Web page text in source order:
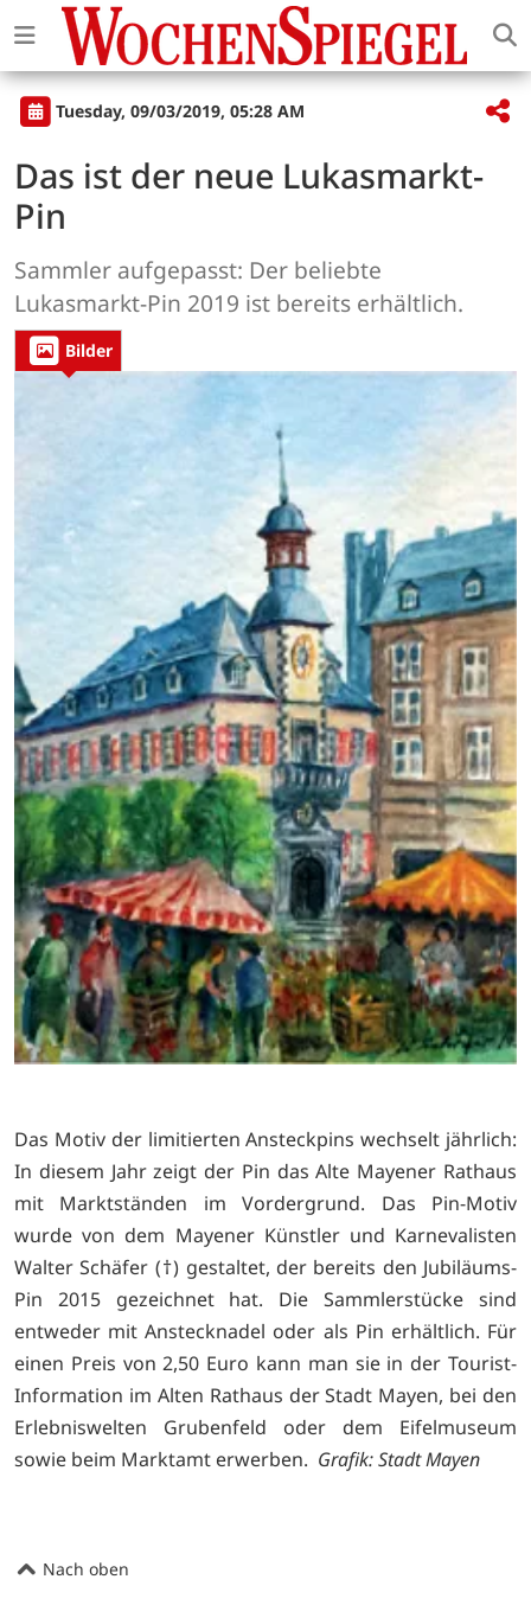
Tuesday, 09/03/2019, 05:28 AM
Das ist der neue Lukasmarkt-
Pin
Sammler aufgepasst: Der beliebte
Lukasmarkt-Pin 2019 ist bereits erhältlich.
Bilder
Das Motiv der limitierten Ansteckpins wechselt jährlich:
In diesem Jahr zeigt der Pin das Alte Mayener Rathaus
mit Marktständen im Vordergrund. Das Pin-Motiv
wurde von dem Mayener Künstler und Karnevalisten
Walter Schäfer (†) gestaltet, der bereits den Jubiläums-
Pin 2015 gezeichnet hat. Die Sammlerstücke sind
entweder mit Anstecknadel oder als Pin erhältlich. Für
einen Preis von 2,50 Euro kann man sie in der Tourist-
Information im Alten Rathaus der Stadt Mayen, bei den
Erlebniswelten Grubenfeld oder dem Eifelmuseum
sowie beim Marktamt erwerben. Grafik: Stadt Mayen
Nach oben